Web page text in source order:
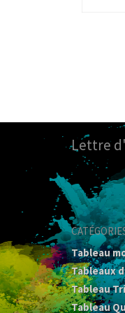
Lettre
Tableau
Tableaux
Tableau
Tableau